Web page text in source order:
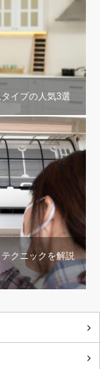
イプの人気3選
クニックを解説